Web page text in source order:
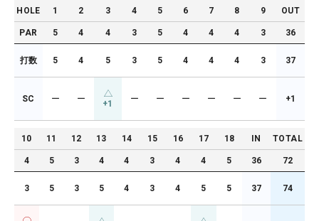
HOLE 1 2 3 4 5 6 7 8 9 OUT
PAR 5 4 4 3 5 4 4 4 3 36
打数 5 4 5 3 5 4 4 4 3 37
SC ー ー +1 ー ー ー ー ー ー +1
10 11 12 13 14 15 16 17 18 IN TOTAL
4 5 3 4 4 3 4 4 5 36 72
3 5 3 5 4 3 4 5 5 37 74